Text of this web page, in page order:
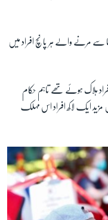
سے مرنے والے ہر پانچ افراد میں
ہلاک ہوئے تھے تاہم حکام
ایک لاکھ افراد اس مہلک